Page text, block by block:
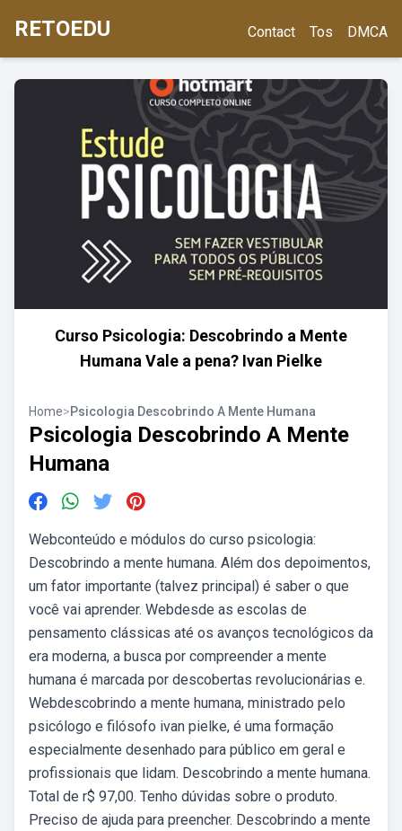
RETOEDU Contact Tos DMCA
Curso Psicologia: Descobrindo a Mente
Humana Vale a pena? Ivan Pielke
Home>Psicologia Descobrindo A Mente Humana
Psicologia Descobrindo A Mente
Humana
Webconteúdo e módulos do curso psicologia:
Descobrindo a mente humana. Além dos depoimentos,
um fator importante (talvez principal) é saber o que
você vai aprender. Webdesde as escolas de
pensamento clássicas até os avanços tecnológicos da
era moderna, a busca por compreender a mente
humana é marcada por descobertas revolucionárias e.
Webdescobrindo a mente humana, ministrado pelo
psicólogo e filósofo ivan pielke, é uma formação
especialmente desenhado para público em geral e
profissionais que lidam. Descobrindo a mente humana.
Total de r$ 97,00. Tenho dúvidas sobre o produto.
Preciso de ajuda para preencher. Descobrindo a mente